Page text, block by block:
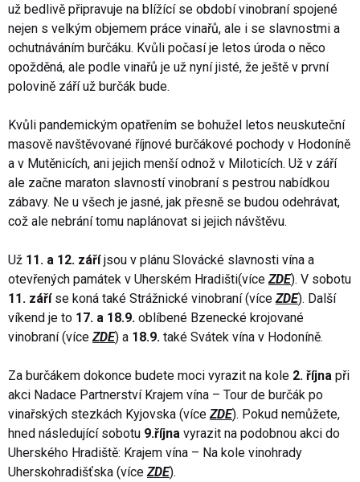
už bedlivě připravuje na blížící se období vinobraní spojené
nejen s velkým objemem práce vinařů, ale i se slavnostmi a
ochutnáváním burčáku. Kvůli počasí je letos úroda o něco
opožděná, ale podle vinařů je už nyní jisté, že ještě v první
polovině září už burčák bude.
Kvůli pandemickým opatřením se bohužel letos neuskuteční
masově navštěvované říjnové burčákové pochody v Hodoníně
a v Mutěnicích, ani jejich menší odnož v Miloticích. Už v září
ale začne maraton slavností vinobraní s pestrou nabídkou
zábavy. Ne u všech je jasné, jak přesně se budou odehrávat,
což ale nebrání tomu naplánovat si jejich návštěvu.
Už 11. a 12. záříjsou v plánu Slovácké slavnosti vína a
otevřených památek v Uherském Hradišti(více ZDE). V sobotu
11. záříse koná také Strážnické vinobraní (více ZDE). Další
víkend je to 17. a 18.9. oblíbené Bzenecké krojované
vinobraní (více ZDE) a 18.9. také Svátek vína v Hodoníně.
Za burčákem dokonce budete moci vyrazit na kole 2. října při
akci Nadace Partnerství Krajem vína – Tour de burčák po
vinařských stezkách Kyjovska (více ZDE). Pokud nemůžete,
hned následující sobotu 9.října vyrazit na podobnou akci do
Uherského Hradiště: Krajem vína – Na kole vinohrady
Uherskohradišťska (více ZDE).